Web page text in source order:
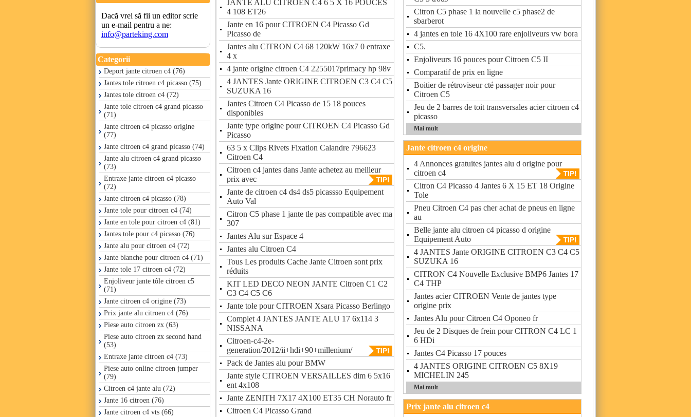
Dacă vrei să fii un editor scrie
un e-mail pentru a ne:
info@parteking.com
Categorii
Deport jante citroen c4 (76)
Jantes tole citroen c4 picasso (75)
Jantes tole citroen c4 (72)
Jante tole citroen c4 grand picasso
(71)
Jante citroen c4 picasso origine
(77)
Jante citroen c4 grand picasso (74)
Jante alu citroen c4 grand picasso
(73)
Entraxe jante citroen c4 picasso
(72)
Jante citroen c4 picasso (78)
Jante tole pour citroen c4 (74)
Jante en tole pour citroen c4 (81)
Jantes tole pour c4 picasso (76)
Jante alu pour citroen c4 (72)
Jante blanche pour citroen c4 (71)
Jante tole 17 citroen c4 (72)
Enjoliveur jante tôle citroen c5
(71)
Jante citroen c4 origine (73)
Prix jante alu citroen c4 (76)
Piese auto citroen zx (63)
Piese auto citroen zx second hand
(53)
Entraxe jante citroen c4 (73)
Piese auto online citroen jumper
(79)
Citroen c4 jante alu (72)
Jante 16 citroen (76)
Jante citroen c4 vts (66)
JANTE ALU CITROEN C4 6 5 X 16 POUCES
4 108 ET26
Jante en 16 pour CITROEN C4 Picasso Gd
Picasso de
Jantes alu CITRON C4 68 120kW 16x7 0 entraxe
4 x
4 jante origine citroen C4 2255017primacy hp 98v
4 JANTES Jante ORIGINE CITROEN C3 C4 C5
SUZUKA 16
Jantes Citroen C4 Picasso de 15 18 pouces
disponibles
Jante type origine pour CITROEN C4 Picasso Gd
Picasso
63 5 x Clips Rivets Fixation Calandre 796623
Citroen C4
Citroen c4 jantes dans Jante achetez au meilleur
prix avec
Jante de citroen c4 ds4 ds5 picassso Equipement
Auto Val
Citron C5 phase 1 jante tle pas compatible avec ma
307
Jantes Alu sur Espace 4
Jantes alu Citroen C4
Tous Les produits Cache Jante Citroen sont prix
réduits
KIT LED DECO NEON JANTE Citroen C1 C2
C3 C4 C5 C6
Jante tole pour CITROEN Xsara Picasso Berlingo
Complet 4 JANTES JANTE ALU 17 6x114 3
NISSANA
Citroen-c4-2e-
generation/2012/ii+hdi+90+millenium/
Pack de Jantes alu pour BMW
Jante style CITROEN VERSAILLES dim 6 5x16
ent 4x108
Jante ZENITH 7X17 4X100 ET35 CH Norauto fr
Citroen C4 Picasso Grand
Citron C5 phase 1 la nouvelle c5 phase2 de
sbarberot
4 jantes en tole 16 4X100 rare enjoliveurs vw bora
C5.
Enjoliveurs 16 pouces pour Citroen C5 II
Comparatif de prix en ligne
Boitier de rétroviseur cté passager noir pour
Citroen C5
Jeu de 2 barres de toit transversales acier citroen c4
picasso
Mai mult
Jante citroen c4 origine
4 Annonces gratuites jantes alu d origine pour
citroen c4
Citron C4 Picasso 4 Jantes 6 X 15 ET 18 Origine
Tole
Pneu Citroen C4 pas cher achat de pneus en ligne
au
Belle jante alu citroen c4 picasso d origine
Equipement Auto
4 JANTES Jante ORIGINE CITROEN C3 C4 C5
SUZUKA 16
CITRON C4 Nouvelle Exclusive BMP6 Jantes 17
C4 THP
Jantes acier CITROEN Vente de jantes type
origine prix
Jantes Alu pour Citroen C4 Oponeo fr
Jeu de 2 Disques de frein pour CITRON C4 LC 1
6 HDi
Jantes C4 Picasso 17 pouces
4 JANTES ORIGINE CITROEN C5 8X19
MICHELIN 245
Mai mult
Prix jante alu citroen c4